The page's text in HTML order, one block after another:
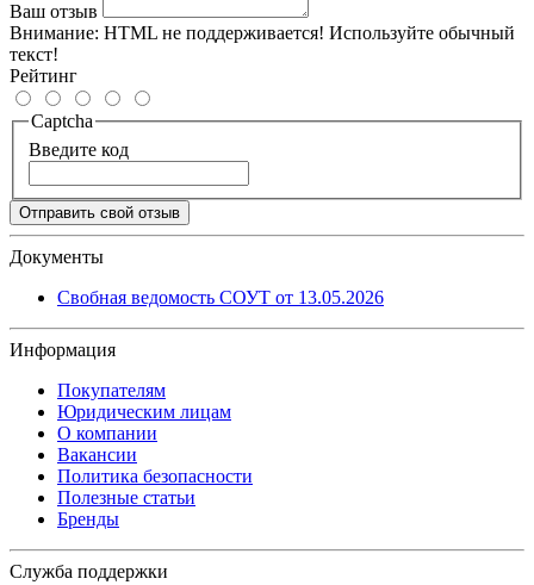
Ваш отзыв
Внимание: HTML не поддерживается! Используйте обычный
текст!
Рейтинг
Captcha
Введите код
Отправить свой отзыв
Документы
Свобная ведомость СОУТ от 13.05.2026
Информация
Покупателям
Юридическим лицам
О компании
Вакансии
Политика безопасности
Полезные статьи
Бренды
Служба поддержки